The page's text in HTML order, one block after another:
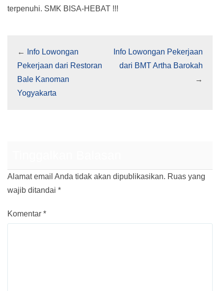
terpenuhi. SMK BISA-HEBAT !!!
←
Info Lowongan
Pekerjaan dari Restoran
Bale Kanoman
Yogyakarta
Info Lowongan Pekerjaan
dari BMT Artha Barokah
→
Alamat email Anda tidak akan dipublikasikan. Ruas yang
wajib ditandai *
Komentar *